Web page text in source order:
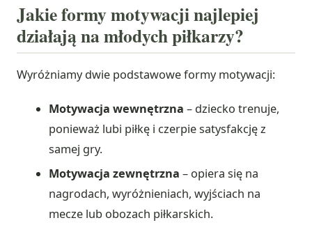
Jakie formy motywacji najlepiej
działają na młodych piłkarzy?
Wyróżniamy dwie podstawowe formy motywacji:
Motywacja wewnętrzna – dziecko trenuje,
ponieważ lubi piłkę i czerpie satysfakcję z
samej gry.
Motywacja zewnętrzna – opiera się na
nagrodach, wyróżnieniach, wyjściach na
mecze lub obozach piłkarskich.